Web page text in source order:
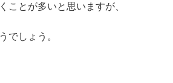
ことが多いと思いますが、
でしょう。